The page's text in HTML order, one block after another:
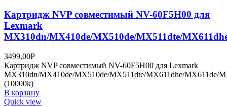
Картридж NVP совместимый NV-60F5H00 для
Lexmark
MX310dn/MX410de/MX510de/MX511dte/
3499,00Р
Картридж NVP совместимый NV-60F5H00 для Lexmark
MX310dn/MX410de/MX510de/MX511dte/MX611dhe/MX611de/
(10000k)
В корзину
Quick view